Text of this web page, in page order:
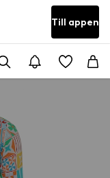
Till appen